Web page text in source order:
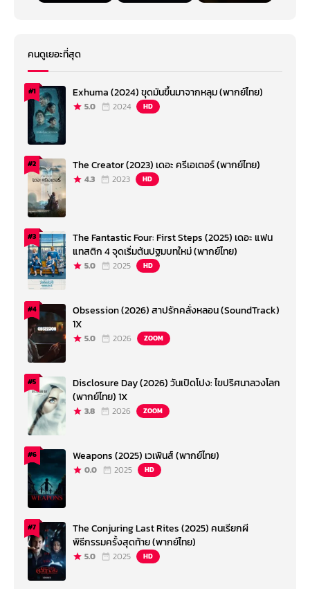
คนดูเยอะที่สุด
#1 Exhuma (2024) ขุดมันขึ้นมาจากหลุม (พากย์ไทย)
5.0 2024 HD
#2 The Creator (2023) เดอะ ครีเอเตอร์ (พากย์ไทย)
4.3 2023 HD
#3
The Fantastic Four: First Steps (2025) เดอะ แฟน
แทสติก 4 จุดเริ่มต้นปฐมบทใหม่ (พากย์ไทย)
5.0 2025 HD
#4
Obsession (2026) สาปรักคลั่งหลอน (SoundTrack)
1X
5.0 2026 ZOOM
#5
Disclosure Day (2026) วันเปิดโปง: ไขปริศนาลวงโลก
(พากย์ไทย) 1X
3.8 2026 ZOOM
#6 Weapons (2025) เวเพินส์ (พากย์ไทย)
0.0 2025 HD
#7
The Conjuring Last Rites (2025) คนเรียกผี
พิธีกรรมครั้งสุดท้าย (พากย์ไทย)
5.0 2025 HD